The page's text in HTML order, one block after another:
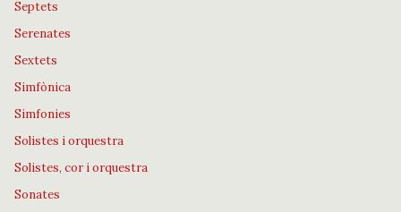
Septets
Serenates
Sextets
Simfònica
Simfonies
Solistes i orquestra
Solistes, cor i orquestra
Sonates